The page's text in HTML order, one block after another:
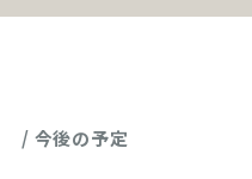
/ 今後の予定